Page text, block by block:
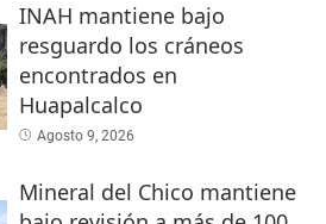
INAH mantiene bajo
resguardo los cráneos
encontrados en
Huapalcalco
Agosto 9, 2026
Mineral del Chico mantiene